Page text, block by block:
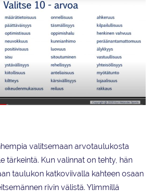
valitsemaan arvotaulukosta
tärkeintä. Kun valinnat on tehty, hän
taulukon katkoviivalla kahteen osaan
rivin välistä. Ylimmillä